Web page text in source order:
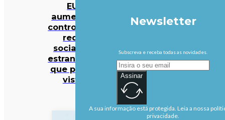
EUA
aumentam
controlo das
redes
sociais de
estrangeiros
que pedem
vistos
Newsletter
Subscreva e receba todas as novidades.
Assinar
A sua informação está protegida. Leia a nossa
privacidade.